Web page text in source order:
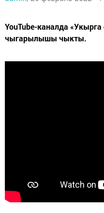
YouTube-каналда
чыгарылышы чыкты.